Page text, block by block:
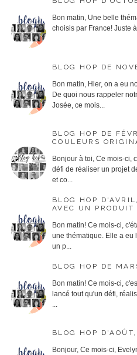
Bon matin, Une belle
choisis par France! Juste
BLOG HOP DE
Bon matin, Hier, on a eu
De quoi nous rappeler
Josée, ce mois...
BLOG HOP DE
COULEURS
Bonjour à toi, Ce mois-ci,
défi de réaliser un projet
et co...
BLOG HOP
AVEC UN PRODUIT
Bon matin! Ce mois-ci,
une thématique. Elle a eu
un p...
BLOG HOP DE
Bon matin! Ce mois-ci,
lancé tout qu'un défi,
BLOG HOP
Bonjour, Ce mois-ci,